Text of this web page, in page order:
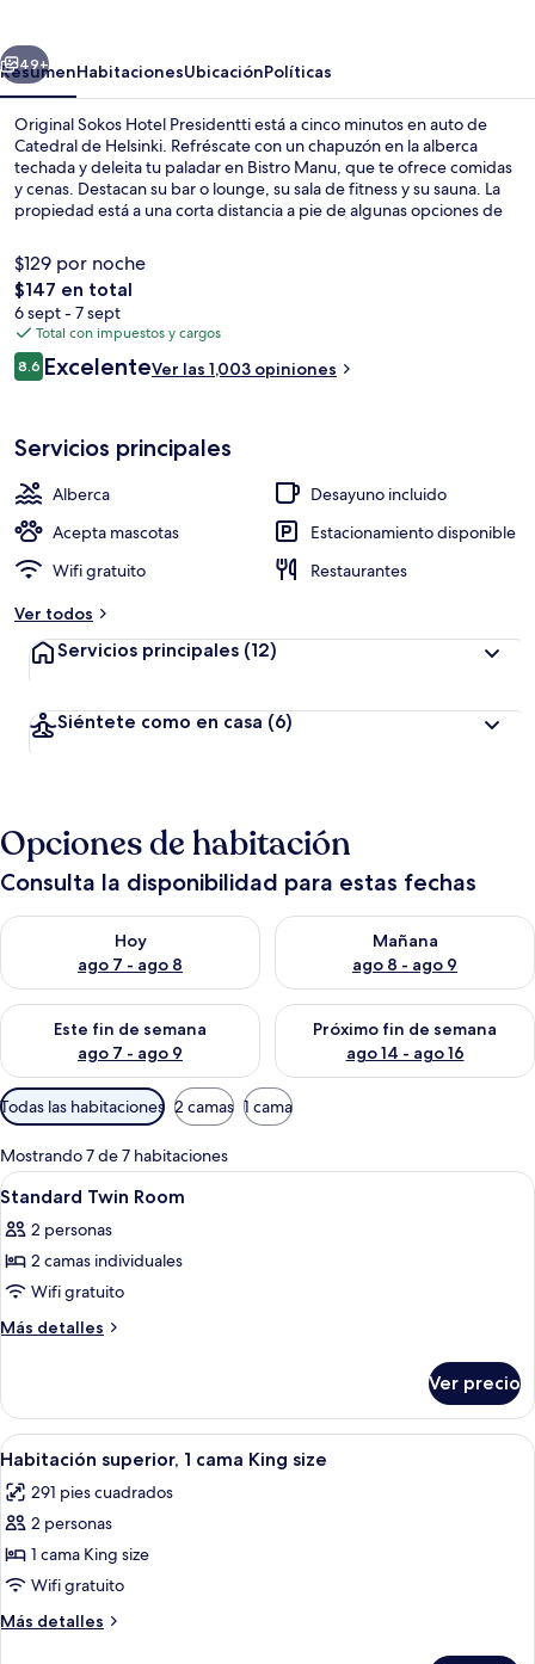
Siguiente
49+
ResumenHabitacionesUbicaciónPolíticas
Original Sokos Hotel Presidentti está a cinco minutos en auto de
Catedral de Helsinki. Refréscate con un chapuzón en la alberca
techada y deleita tu paladar en Bistro Manu, que te ofrece comidas
y cenas. Destacan su bar o lounge, su sala de fitness y su sauna. La
propiedad está a una corta distancia a pie de algunas opciones de
Tram Stop quedan a unos pasos.
$129 por noche
El
precio
total
es
de
$147 en total
6 sept - 7 sept
Total con impuestos y cargos
Opiniones
8.68.6 de 10,
ExcelenteVer las 1,003 opiniones
Servicios principales
Alberca
Desayuno incluido
Acepta mascotas
Estacionamiento disponible
Wifi gratuito
Restaurantes
Ver todos
Servicios principales (12)
Siéntete como en casa (6)
Opciones de habitación
Consulta la disponibilidad para estas fechas
Hoy
ago 7 - ago 8
Consulta la disponibilidad para hoy ago 7 - ago 8
Mañana
ago 8 - ago 9
Consulta la disponibilidad
Este fin de semana
ago 7 - ago 9
Consulta la disponibilidad para este fin de semana ago 7 -
Próximo fin de semana
ago 14 - ago 16
Consulta la disponibilidad
Filtros
disponibles
para
las
habitaciones
Todas las habitaciones 2 camas 1 cama
Mostrando 7 de 7 habitaciones
Abrir
todas
las
fotos
de
Standard
Habitación de hotel con cama, un
5
Standard Twin Room
2 personas
2 camas individuales
Wifi gratuito
Más detalles
Más
Twin
Room
Ver precio
Abrir
todas
las
fotos
de
Habitación
superior,
1
Una habitación de hotel moderna
5
Habitación superior, 1 cama King size
291 pies cuadrados
2 personas
1 cama King size
Wifi gratuito
Más detalles
Más